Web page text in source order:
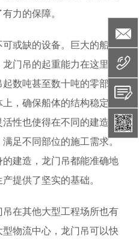
力的保障。
或缺的设备。巨大的船体
门吊的起重能力在这里得
数吨甚至数十吨的零部
，确保船体的结构稳定和
性也使得在不同的建造阶
足不同部位的施工需求。
建造，龙门吊都能准确地
提供了坚实的基础。
在其他大型工程场所也有
物流中心，龙门吊可以快